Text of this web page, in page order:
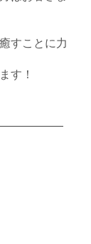
すことに力
す！